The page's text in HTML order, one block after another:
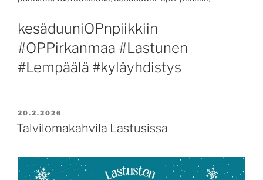
kesäduuniOPnpiikkiin
#OPPirkanmaa #Lastunen
#Lempäälä #kyläyhdistys
JULKAISTU
20.2.2026
Talvilomakahvila Lastusissa